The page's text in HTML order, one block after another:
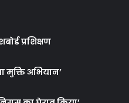
प्रशिक्षण
अभियान’